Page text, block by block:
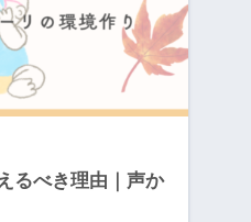
るべき理由｜声か